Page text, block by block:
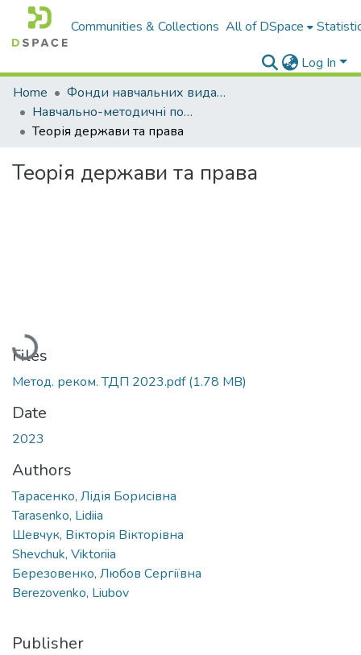
Communities & Collections All of DSpace
Log In
Home
Фонди навчальних видань
Навчально-методичні посібники
Теорія держави та права
Теорія держави та права
Loading...
Files
Метод. реком. ТДП 2023.pdf(1.78 MB)
Date
2023
Authors
Тарасенко, Лідія Борисівна
Tarasenko, Lidiia
Шевчук, Вікторія Вікторівна
Shevchuk, Viktoriia
Березовенко, Любов Сергіївна
Berezovenko, Liubov
Publisher